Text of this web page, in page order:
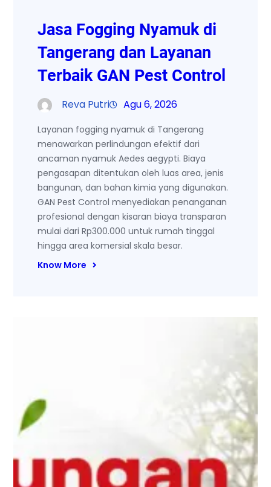
Jasa Fogging Nyamuk di
Tangerang dan Layanan
Terbaik GAN Pest Control
Reva Putri Agu 6, 2026
Layanan fogging nyamuk di Tangerang
menawarkan perlindungan efektif dari
ancaman nyamuk Aedes aegypti. Biaya
pengasapan ditentukan oleh luas area, jenis
bangunan, dan bahan kimia yang digunakan.
GAN Pest Control menyediakan penanganan
profesional dengan kisaran biaya transparan
mulai dari Rp300.000 untuk rumah tinggal
hingga area komersial skala besar.
Know More